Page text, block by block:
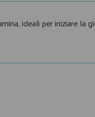
ideali per iniziare la